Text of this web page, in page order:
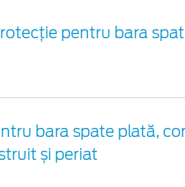
pentru bara
bara spate plată,
și periat